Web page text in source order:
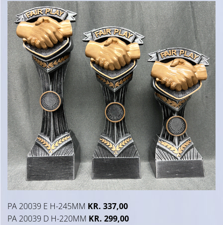
PA 20039 E H-245MM KR. 337,00
PA 20039 D H-220MM KR. 299,00